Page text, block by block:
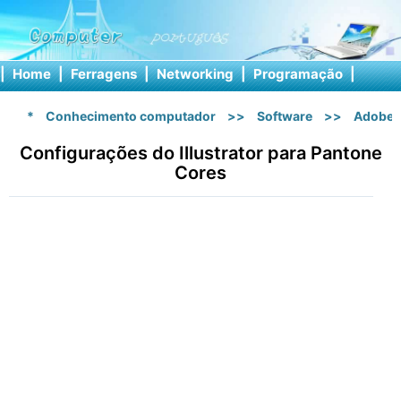
| Home | Ferragens | Networking | Programação |
* Conhecimento computador >> Software >> Adobe
Configurações do Illustrator para Pantone
Cores